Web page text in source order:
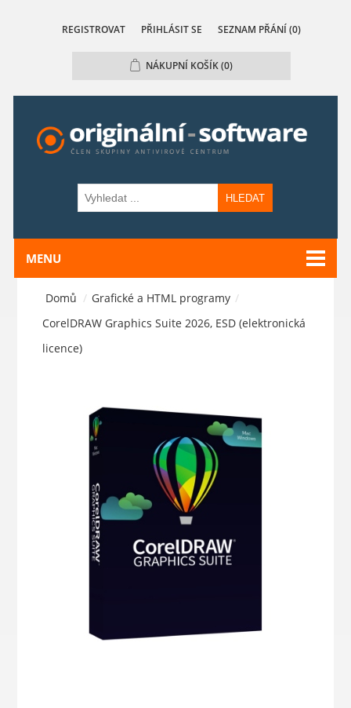
REGISTROVAT PŘIHLÁSIT SE SEZNAM PŘÁNÍ (0)
NÁKUPNÍ KOŠÍK(0)
HLEDAT
MENU
Domů / Grafické a HTML programy /
CorelDRAW Graphics Suite 2026, ESD (elektronická
licence)